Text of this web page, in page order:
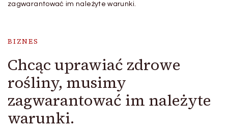
zagwarantować im należyte warunki.
BIZNES
Chcąc uprawiać zdrowe
rośliny, musimy
zagwarantować im należyte
warunki.